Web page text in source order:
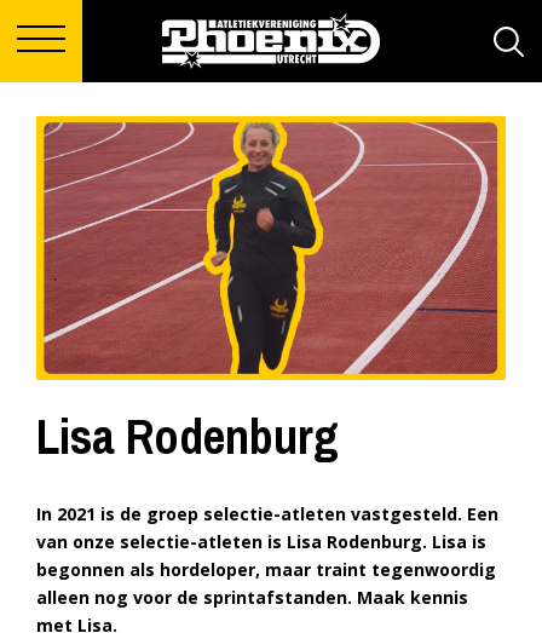
Lisa Rodenburg
In 2021 is de groep selectie-atleten vastgesteld. Een
van onze selectie-atleten is Lisa Rodenburg. Lisa is
begonnen als hordeloper, maar traint tegenwoordig
alleen nog voor de sprintafstanden. Maak kennis
met Lisa.